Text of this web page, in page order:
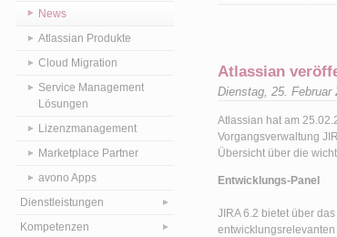
News
Atlassian Produkte
Cloud Migration
Service Management
Lösungen
Lizenzmanagement
Marketplace Partner
avono Apps
Dienstleistungen
Kompetenzen
Atlassian
Dienstag, 25. Februar
Atlassian hat am
Vorgangsverwaltung
Übersicht über die
Entwicklungs-Panel
JIRA 6.2 bietet über